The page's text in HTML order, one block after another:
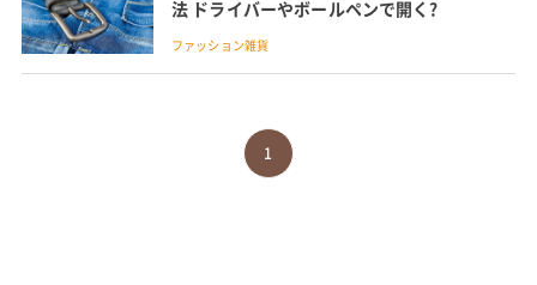
法 ドライバーやボールペンで開く?
ファッション雑貨
1